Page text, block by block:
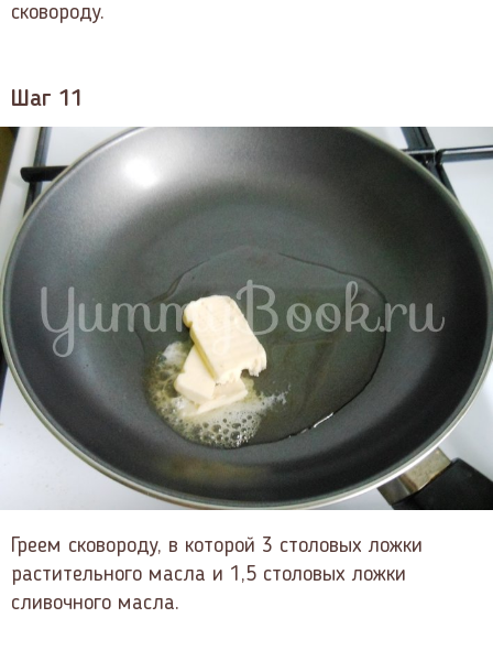
сковороду.
Шаг 11
Греем сковороду, в которой 3 столовых ложки
растительного масла и 1,5 столовых ложки
сливочного масла.